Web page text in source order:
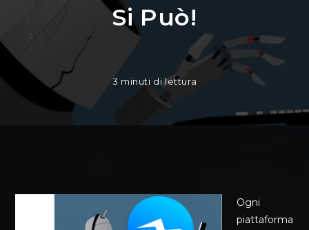
Si Può!
3 minuti di lettura
Ogni
piattaforma